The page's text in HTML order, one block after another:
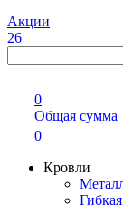
Акции
26
0
Общая сумма
0
Кровли